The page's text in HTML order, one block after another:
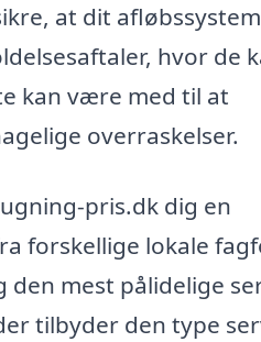
at dit afløbssystem
hvor de
kan være med til at
overraskelser.
pris.dk dig en
forskellige lokale
mest pålidelige
tilbyder den type